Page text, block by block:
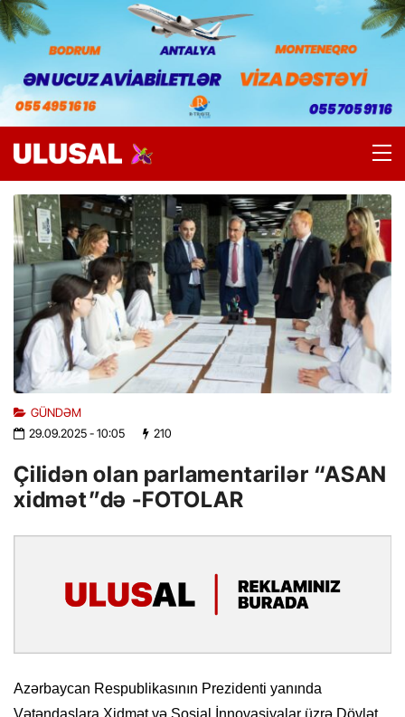
GÜNDƏM
29.09.2025- 10:05 210
Çilidən olan parlamentarilər “ASAN
xidmət”də -FOTOLAR
Azərbaycan Respublikasının Prezidenti yanında
Vətəndaşlara Xidmət və Sosial İnnovasiyalar üzrə Dövlət